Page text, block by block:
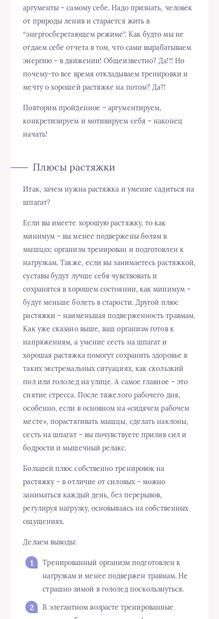
аргументы – самому себе. Надо признать, человек
от природы ленив и старается жить в
“энергосберегающем режиме”. Как будто мы не
отдаем себе отчета в том, что сами вырабатываем
энергию – в движении! Общеизвестно? Да!!! Но
почему-то все время откладываем тренировки и
мечту о хорошей растяжке на потом? Да?!
Повторим пройденное – аргументируем,
конкретизируем и мотивируем себя – наконец
начать!
Плюсы растяжки
Итак, зачем нужна растяжка и умение садиться на
шпагат?
Если вы имеете хорошую растяжку, то как
минимум – вы менее подвержены болям в
мышцах: организм тренирован и подготовлен к
нагрузкам. Также, если вы занимаетесь растяжкой,
суставы будут лучше себя чувствовать и
сохранятся в хорошем состоянии, как минимум –
будут меньше болеть в старости. Другой плюс
растяжки – наименьшая подверженность травмам.
Как уже сказано выше, ваш организм готов к
напряжениям, а умение сесть на шпагат и
хорошая растяжка помогут сохранить здоровье в
таких экстремальных ситуациях, как скользкий
пол или гололед на улице. А самое главное – это
снятие стресса. После тяжелого рабочего дня,
особенно, если в основном на «сидячем рабочем
месте», порастягивать мышцы, сделать наклоны,
сесть на шпагат – вы почувствуете прилив сил и
бодрости и мышечный релакс.
Большей плюс собственно тренировок на
растяжку – в отличие от силовых – можно
заниматься каждый день, без перерывов,
регулируя нагрузку, основываясь на собственных
ощущениях.
Делаем выводы:
Тренированный организм подготовлен к
нагрузкам и менее подвержен травмам. Не
страшно зимой в гололед поскользнуться.
В элегантном возрасте тренированные